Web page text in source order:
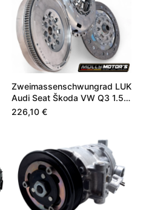
Zweimassenschwungrad LUK
Audi Seat Škoda VW Q3 1.5
TSI 05E105266G
226,10 €